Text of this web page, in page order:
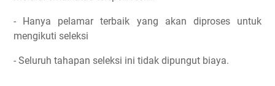
- Hanya pelamar terbaik yang akan diproses untuk
mengikuti seleksi
- Seluruh tahapan seleksi ini tidak dipungut biaya.